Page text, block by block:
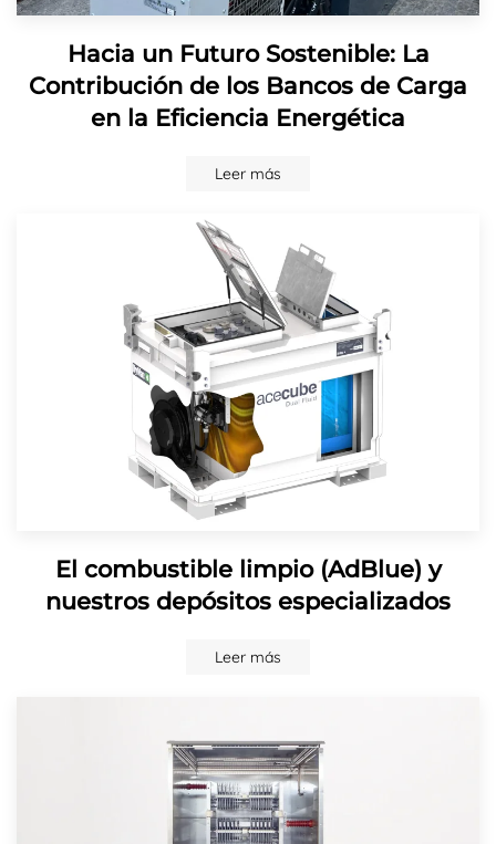
Hacia un Futuro Sostenible: La
Contribución de los Bancos de Carga
en la Eficiencia Energética
Leer más
El combustible limpio (AdBlue) y
nuestros depósitos especializados
Leer más